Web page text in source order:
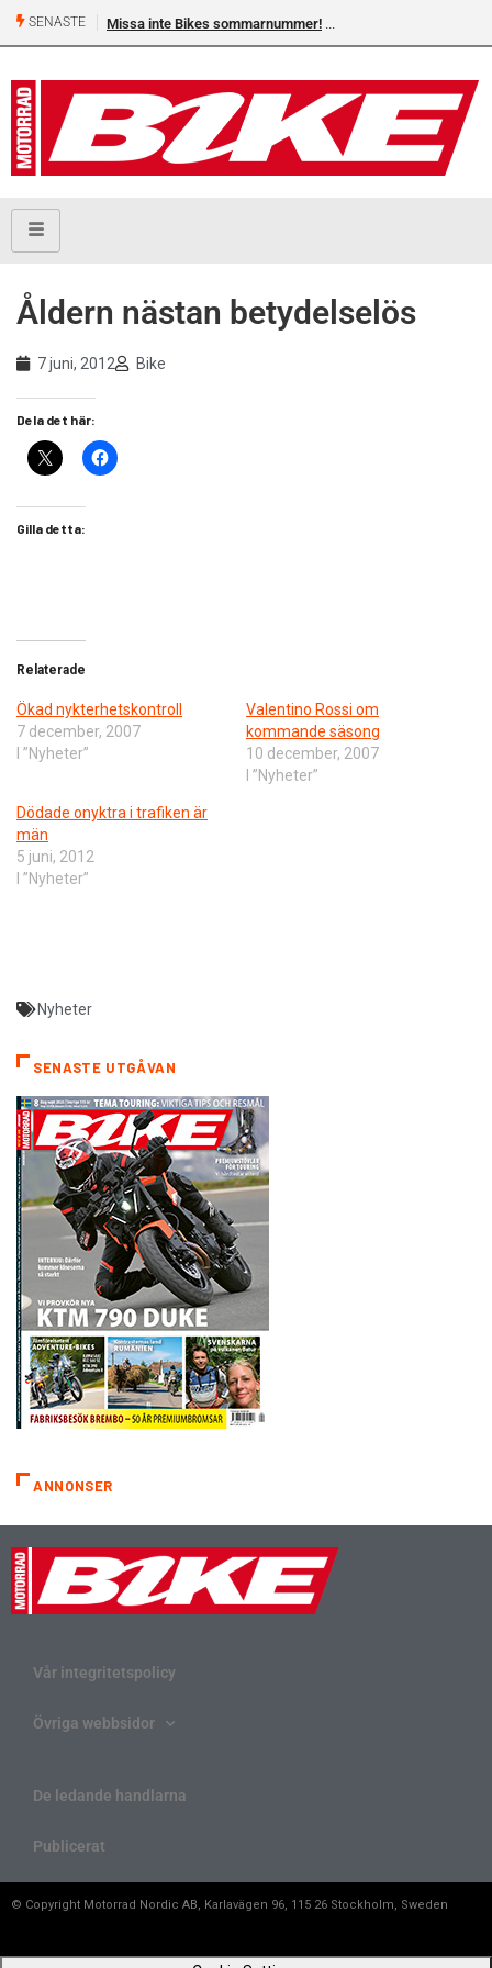
SENASTE Missa inte Bikes sommarnummer!
Åldern nästan betydelselös
7 juni, 2012 Bike
Dela det här:
Gilla detta:
Relaterade
Ökad nykterhetskontroll
7 december, 2007
I ”Nyheter”
Valentino Rossi om
kommande säsong
10 december, 2007
I ”Nyheter”
Dödade onyktra i trafiken är
män
5 juni, 2012
I ”Nyheter”
Nyheter
SENASTE UTGÅVAN
ANNONSER
Vår integritetspolicy
Övriga webbsidor
De ledande handlarna
Publicerat
© Copyright Motorrad Nordic AB, Karlavägen 96, 115 26 Stockholm, Sweden